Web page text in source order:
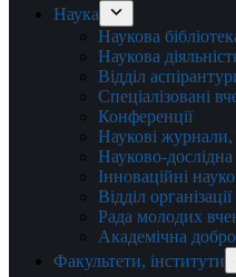
Наука
Наукова
Наукова
Відділ
Спеціалізовані
Конференції
Наукові
Науково-
Інноваційні
Відділ
Рада молодих
Академічна
Факультети, інститути